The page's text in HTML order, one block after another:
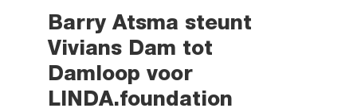
Barry Atsma steunt
Vivians Dam tot
Damloop voor
LINDA.foundation